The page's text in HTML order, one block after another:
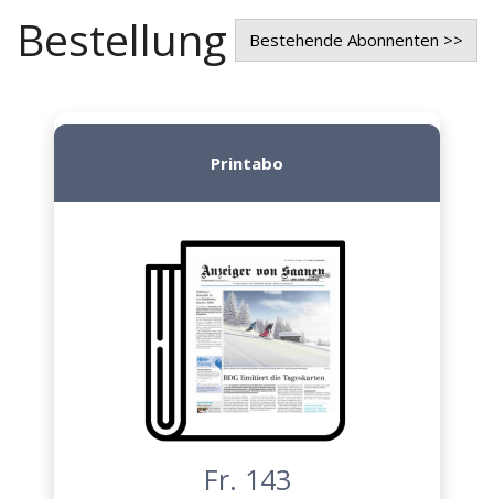
Bestellung Bestehende Abonnenten >>
Printabo
Fr. 143